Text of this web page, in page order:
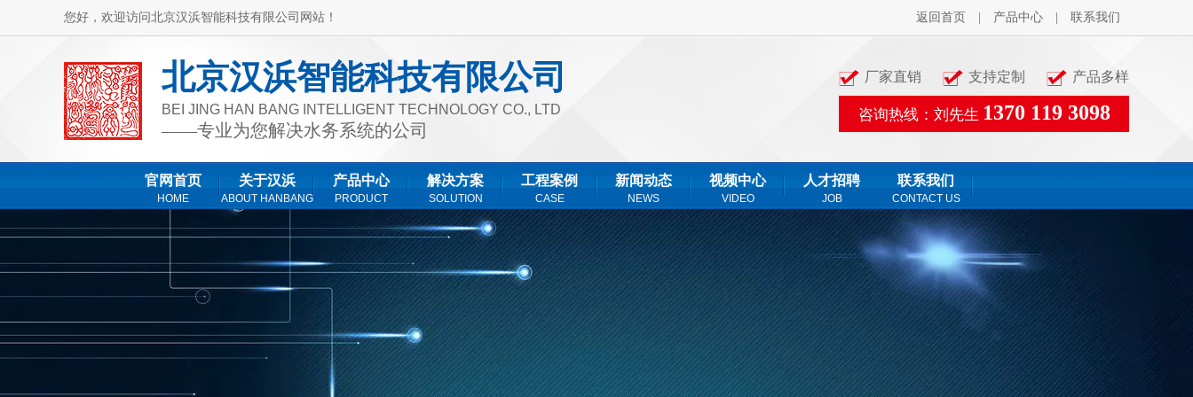
您好，欢迎访问北京汉浜智能科技有限公司网站！ 返回首页 产品中心 联系我们
北京汉浜智能科技有限公司
BEI JING HAN BANG INTELLIGENT TECHNOLOGY CO., LTD
——专业为您解决水务系统的公司
厂家直销 支持定制 产品多样
咨询热线：刘先生 1370 119 3098
官网首页
HOME
关于汉浜
ABOUT HANBANG
产品中心
PRODUCT
解决方案
SOLUTION
工程案例
CASE
新闻动态
NEWS
视频中心
VIDEO
人才招聘
JOB
联系我们
CONTACT US